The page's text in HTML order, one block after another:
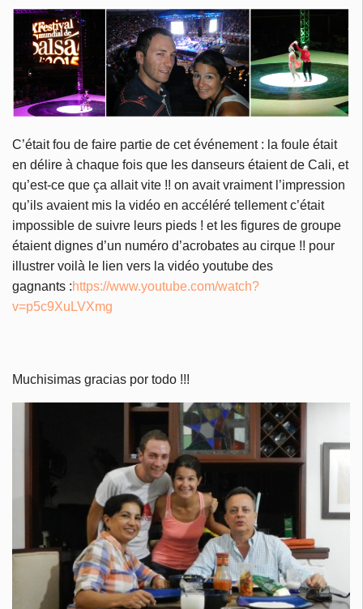
C’était fou de faire partie de cet événement : la foule était
en délire à chaque fois que les danseurs étaient de Cali, et
qu’est-ce que ça allait vite !! on avait vraiment l’impression
qu’ils avaient mis la vidéo en accéléré tellement c’était
impossible de suivre leurs pieds ! et les figures de groupe
étaient dignes d’un numéro d’acrobates au cirque !! pour
illustrer voilà le lien vers la vidéo youtube des
gagnants :https://www.youtube.com/watch?
v=p5c9XuLVXmg
Muchisimas gracias por todo !!!